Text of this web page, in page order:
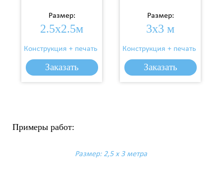
Размер:
2.5х2.5м
Конструкция + печать
Цена:
5 300 р.
Заказать
Заказать
Заказать
Размер:
3х3 м
Конструкция + печать
Цена:
6 450 р.
Заказать
Заказать
Заказать
Примеры работ:
Размер: 2,5 х 3 метра